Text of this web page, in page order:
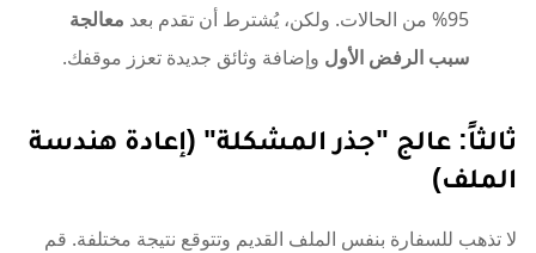
95% من الحالات. ولكن، يُشترط أن تقدم بعد
معالجة
سبب الرفض الأول وإضافة وثائق جديدة تعزز موقفك.
ثالثاً: عالج "جذر المشكلة" (إعادة هندسة
الملف)
لا تذهب للسفارة بنفس الملف القديم وتتوقع نتيجة مختلفة. قم